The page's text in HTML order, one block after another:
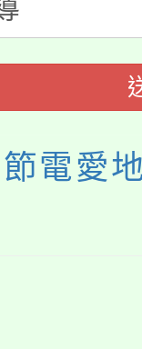
)教師
校115
)教師
國文化
》溝
迎學生
諮商輔
節電愛